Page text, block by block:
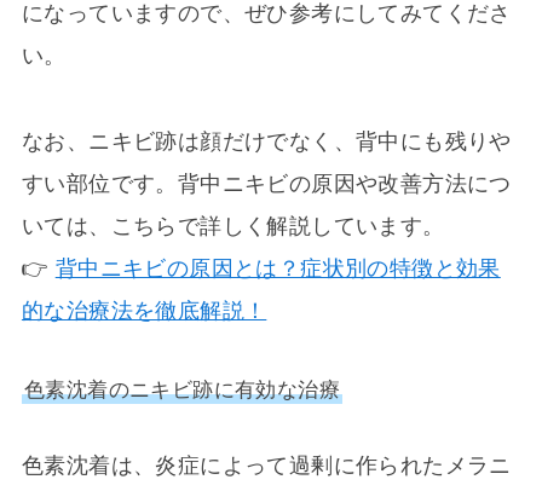
になっていますので、ぜひ参考にしてみてくださ
い。
なお、ニキビ跡は顔だけでなく、背中にも残りや
すい部位です。背中ニキビの原因や改善方法につ
いては、こちらで詳しく解説しています。
👉 背中ニキビの原因とは？症状別の特徴と効果
的な治療法を徹底解説！
色素沈着のニキビ跡に有効な治療
色素沈着は、炎症によって過剰に作られたメラニ